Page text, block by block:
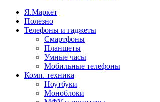
Я.Маркет
Полезно
Телефоны и гаджеты
Смартфоны
Планшеты
Умные часы
Мобильные телефоны
Комп. техника
Ноутбуки
Моноблоки